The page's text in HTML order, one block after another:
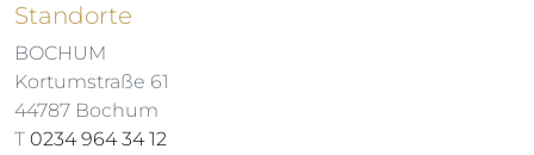
Standorte
BOCHUM
Kortumstraße 61
44787 Bochum
T 0234 964 34 12